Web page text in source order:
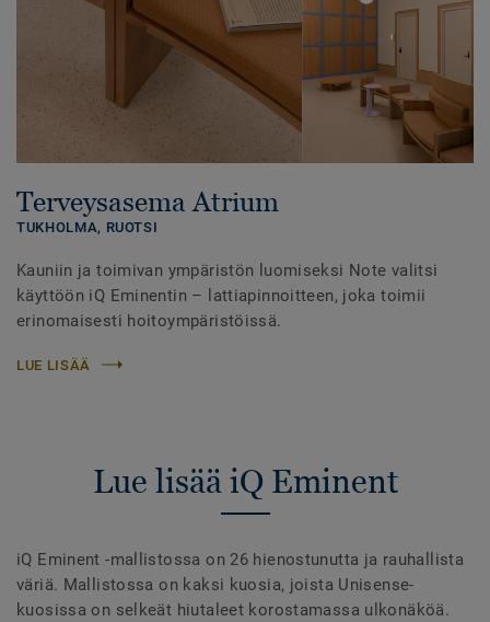
Terveysasema Atrium
TUKHOLMA, RUOTSI
Kauniin ja toimivan ympäristön luomiseksi Note valitsi
käyttöön iQ Eminentin – lattiapinnoitteen, joka toimii
erinomaisesti hoitoympäristöissä.
LUE LISÄÄ
Lue lisää iQ Eminent
iQ Eminent -mallistossa on 26 hienostunutta ja rauhallista
väriä. Mallistossa on kaksi kuosia, joista Unisense-
kuosissa on selkeät hiutaleet korostamassa ulkonäköä.